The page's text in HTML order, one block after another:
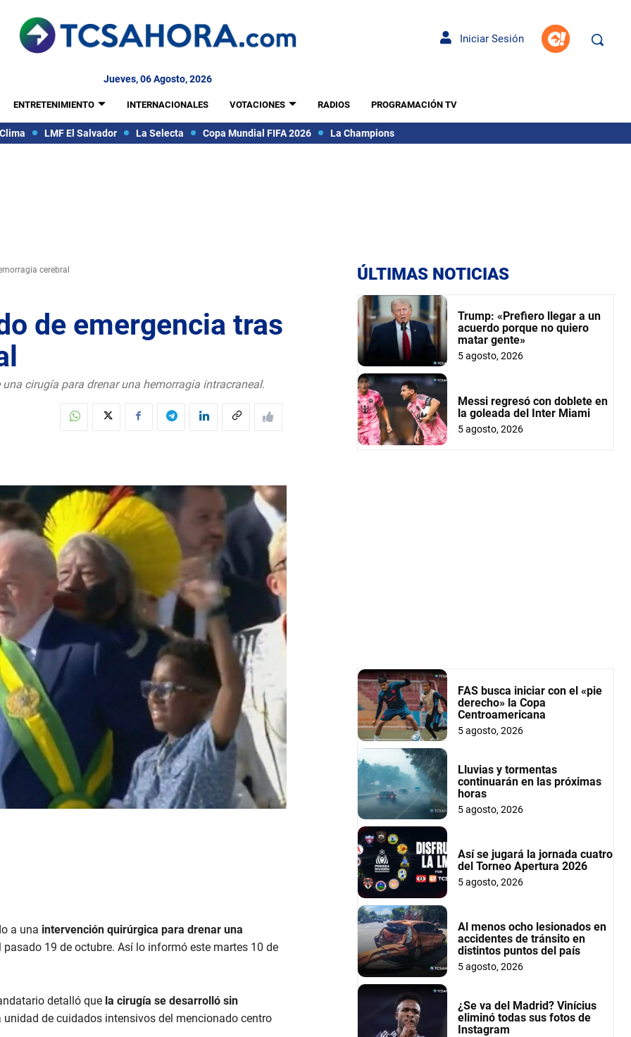
Iniciar Sesión
Jueves, 06 Agosto, 2026
ENTRETENIMIENTO INTERNACIONALES VOTACIONES RADIOS PROGRAMACIÓN TV
Clima LMF El Salvador La Selecta Copa Mundial FIFA 2026 La Champions
cerebral
de emergencia tras
cirugía para drenar una hemorragia intracraneal.
a una intervención quirúrgica para drenar una
19 de octubre. Así lo informó este martes 10 de
detalló que la cirugía se desarrolló sin
unidad de cuidados intensivos del mencionado centro
ÚLTIMAS NOTICIAS
Trump: «Prefiero llegar a un
acuerdo porque no quiero
matar gente»
5 agosto, 2026
Messi regresó con doblete en
la goleada del Inter Miami
5 agosto, 2026
FAS busca iniciar con el «pie
derecho» la Copa
Centroamericana
5 agosto, 2026
Lluvias y tormentas
continuarán en las próximas
horas
5 agosto, 2026
Así se jugará la jornada cuatro
del Torneo Apertura 2026
5 agosto, 2026
Al menos ocho lesionados en
accidentes de tránsito en
distintos puntos del país
5 agosto, 2026
¿Se va del Madrid? Vinícius
eliminó todas sus fotos de
Instagram